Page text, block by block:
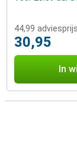
44,99
30,95
In